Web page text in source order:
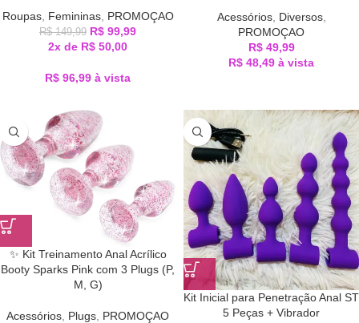
Roupas, Femininas, PROMOÇAO
R$149,99 R$ 99,99
2x de R$ 50,00
R$ 96,99 à vista
Acessórios, Diversos,
PROMOÇAO
R$49,99
R$ 48,49 à vista
✨ Kit Treinamento Anal Acrílico
Booty Sparks Pink com 3 Plugs (P,
M, G)
Acessórios Plugs PROMOÇAO
Kit Inicial para Penetração Anal ST
5 Peças + Vibrador